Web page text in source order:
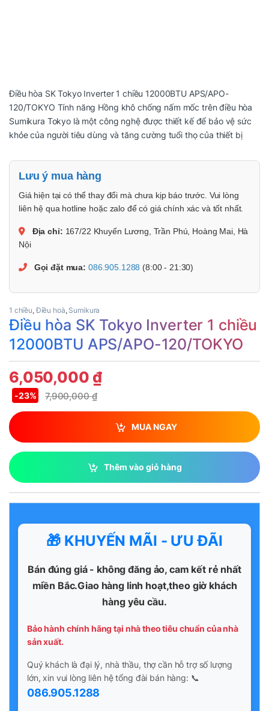
Điều hòa SK Tokyo Inverter 1 chiều 12000BTU APS/APO-
120/TOKYO Tính năng Hồng khô chống nấm mốc trên điều hòa
Sumikura Tokyo là một công nghệ được thiết kế để bảo vệ sức
khỏe của người tiêu dùng và tăng cường tuổi thọ của thiết bị
Lưu ý mua hàng
Giá hiện tại có thể thay đổi mà chưa kịp báo trước. Vui lòng
liên hệ qua hotline hoặc zalo để có giá chính xác và tốt nhất.
Địa chỉ: 167/22 Khuyến Lương, Trần Phú, Hoàng Mai, Hà
Nội
Gọi đặt mua: 086.905.1288 (8:00 - 21:30)
1 chiều,Điều hoà, Sumikura
Điều hòa SK Tokyo Inverter 1 chiều
12000BTU APS/APO-120/TOKYO
6,050,000 ₫
7,900,000₫
-23%
MUA NGAY
Thêm vào giỏ hàng
🎁 KHUYẾN MÃI - ƯU ĐÃI
Bán đúng giá - không đăng ảo, cam kết rẻ nhất
miền Bắc.Giao hàng linh hoạt,theo giờ khách
hàng yêu cầu.
Bảo hành chính hãng tại nhà theo tiêu chuẩn của nhà
sản xuất.
Quý khách là đại lý, nhà thầu, thợ cần hỗ trợ số lượng
lớn, xin vui lòng liên hệ tổng đài bán hàng: 📞
086.905.1288